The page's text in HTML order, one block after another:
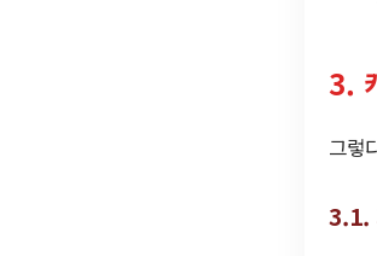
3.
그렇
3.1.